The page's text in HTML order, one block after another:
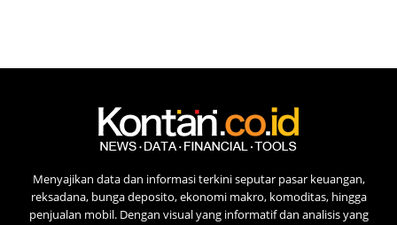
Menyajikan data dan informasi terkini seputar pasar keuangan,
reksadana, bunga deposito, ekonomi makro, komoditas, hingga
penjualan mobil. Dengan visual yang informatif dan analisis yang